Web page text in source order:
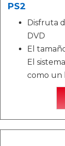
PS2
Disfruta
DVD
El
El
como un